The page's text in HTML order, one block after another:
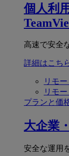
個人利
高速で安全
詳細はこち
リモ
リモ
プランと価
大企業
安全な運用